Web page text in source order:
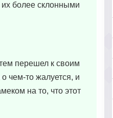
их более склонными
перешел к своим
чем-то жалуется, и
на то, что этот